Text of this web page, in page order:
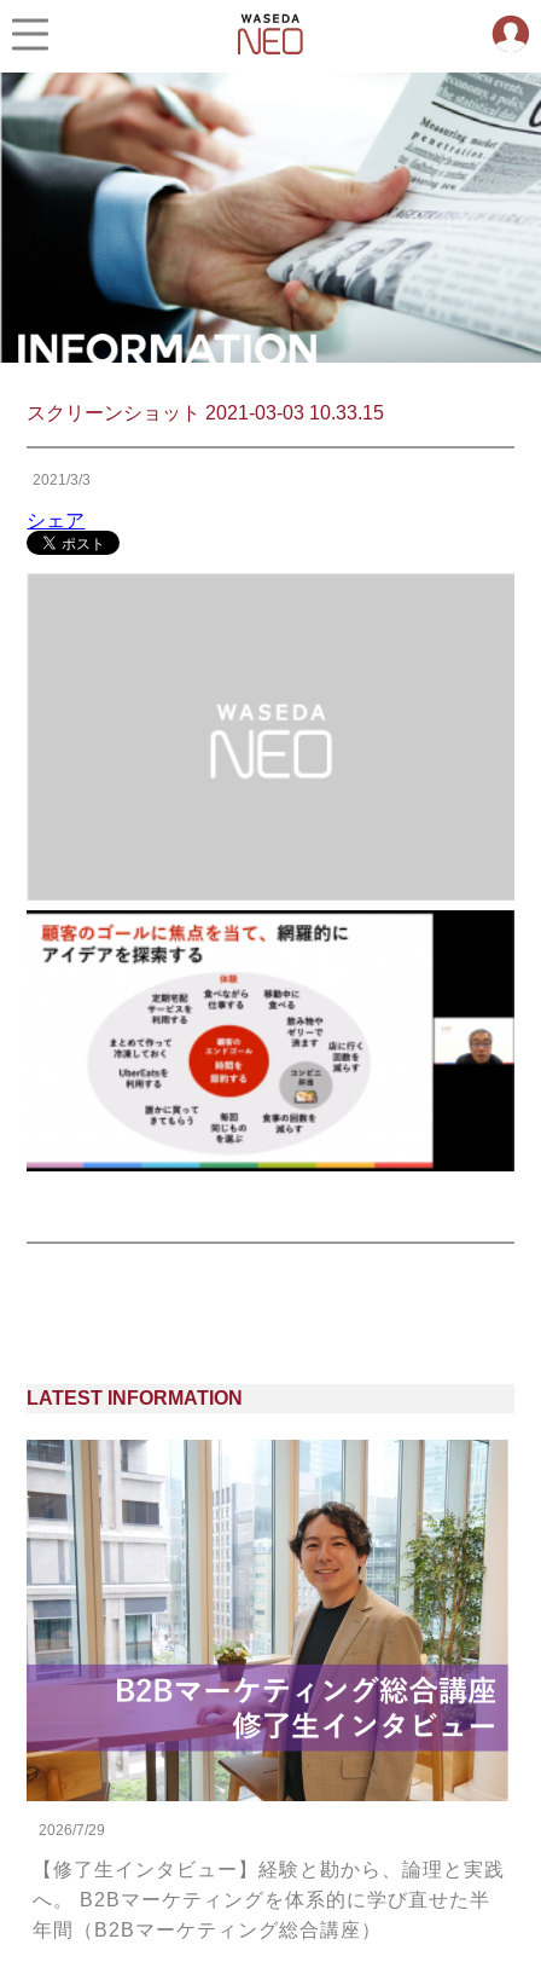
スクリーンショット 2021-03-03 10.33.15
2021/3/3
シェア
LATEST INFORMATION
2026/7/29
【修了生インタビュー】経験と勘から、論理と実践
へ。 B2Bマーケティングを体系的に学び直せた半
年間（B2Bマーケティング総合講座）